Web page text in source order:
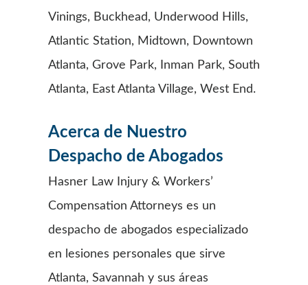
Vinings, Buckhead, Underwood Hills,
Atlantic Station, Midtown, Downtown
Atlanta, Grove Park, Inman Park, South
Atlanta, East Atlanta Village, West End.
Acerca de Nuestro
Despacho de Abogados
Hasner Law Injury & Workers’
Compensation Attorneys es un
despacho de abogados especializado
en lesiones personales que sirve
Atlanta, Savannah y sus áreas